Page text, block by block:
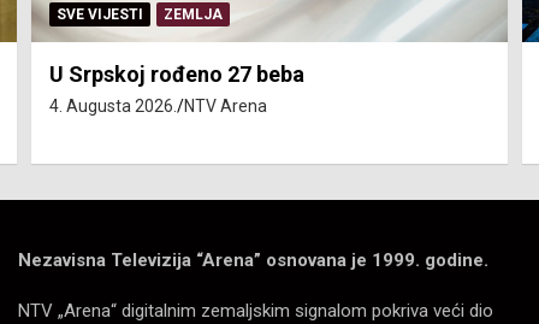
SVE VIJESTI ZEMLJA
U Srpskoj rođeno 27 beba
4. Augusta 2026. NTV Arena
Nezavisna Televizija “Arena” osnovana je 1999. godine.
NTV „Arena“ digitalnim zemaljskim signalom pokriva veći dio